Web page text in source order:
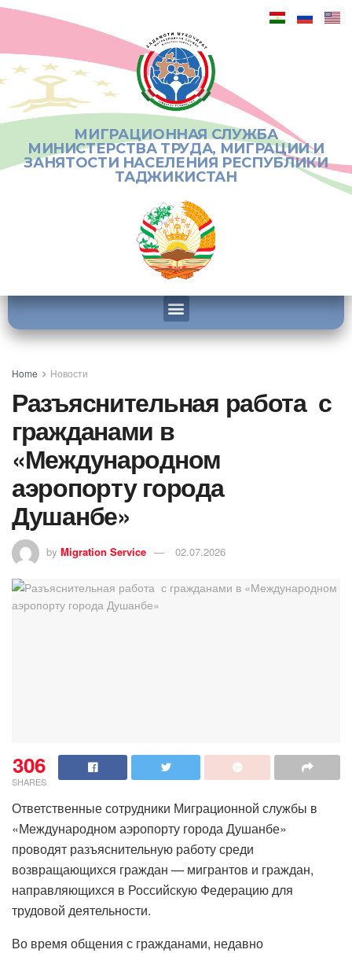
МИГРАЦИОННАЯ СЛУЖБА
МИНИСТЕРСТВА ТРУДА, МИГРАЦИИ И
ЗАНЯТОСТИ НАСЕЛЕНИЯ РЕСПУБЛИКИ
ТАДЖИКИСТАН
Home Новости
Разъяснительная работа с
гражданами в
«Международном
аэропорту города
Душанбе»
by Migration Service 02.07.2026
306
SHARES
Ответственные сотрудники Миграционной службы в
«Международном аэропорту города Душанбе»
проводят разъяснительную работу среди
возвращающихся граждан — мигрантов и граждан,
направляющихся в Российскую Федерацию для
трудовой деятельности.
Во время общения с гражданами, недавно